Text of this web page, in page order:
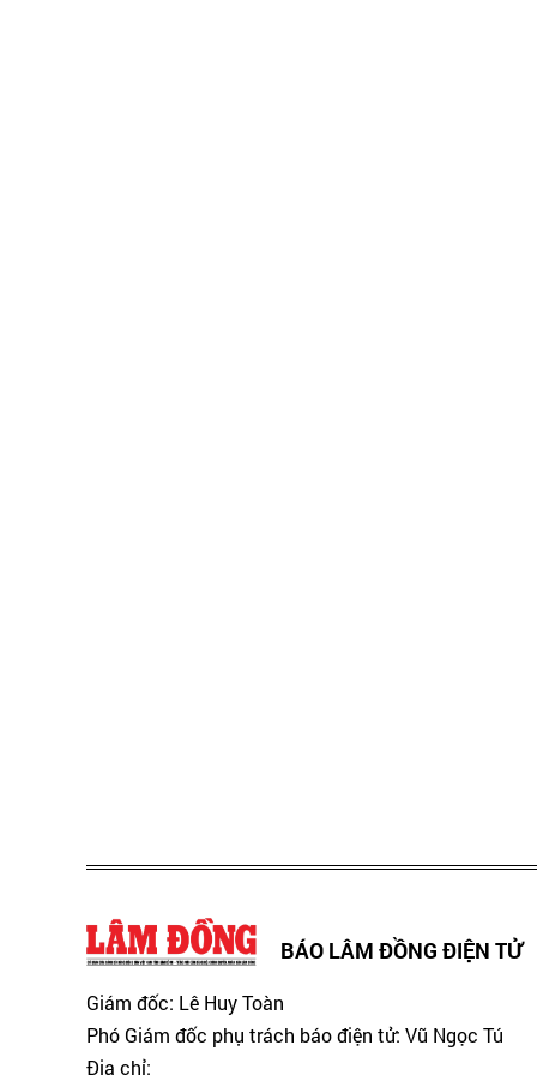
BÁO LÂM ĐỒNG ĐIỆN TỬ
Giám đốc: Lê Huy Toàn
Phó Giám đốc phụ trách báo điện tử: Vũ Ngọc Tú
Địa chỉ: